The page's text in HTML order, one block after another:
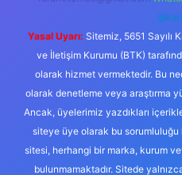
Yasal Uyarı: Sitemiz, 5651 Sayılı
ve İletişim Kurumu (BTK)
olarak hizmet vermektedir. Bu
olarak denetleme veya araştırma
Ancak, üyelerimiz yazdıkları
siteye üye olarak bu sorumluluğu
sitesi, herhangi bir marka, kurum
bulunmamaktadır. Sitede